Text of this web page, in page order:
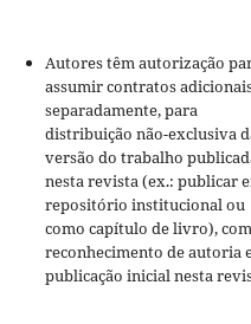
Autores têm autorização
assumir contratos
separadamente, para
distribuição não-exclusiva
versão do trabalho
nesta revista (ex.: publicar
repositório institucional ou
como capítulo de livro), com
reconhecimento de autoria
publicação inicial nesta